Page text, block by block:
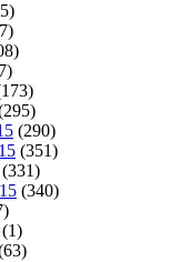
(290)
(351)
(331)
(340)
(1)